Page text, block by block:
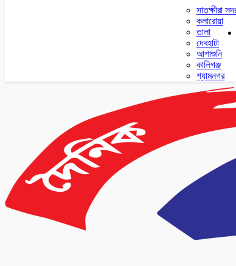
সাতক্ষীরা
কলারোয়া
তালা
দেবহাটা
আশাশুনি
কালিগঞ্জ
শ্যামনগর